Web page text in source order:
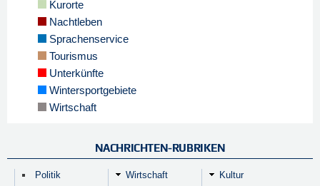
Kurorte
Nachtleben
Sprachenservice
Tourismus
Unterkünfte
Wintersportgebiete
Wirtschaft
NACHRICHTEN-RUBRIKEN
Politik Wirtschaft Kultur